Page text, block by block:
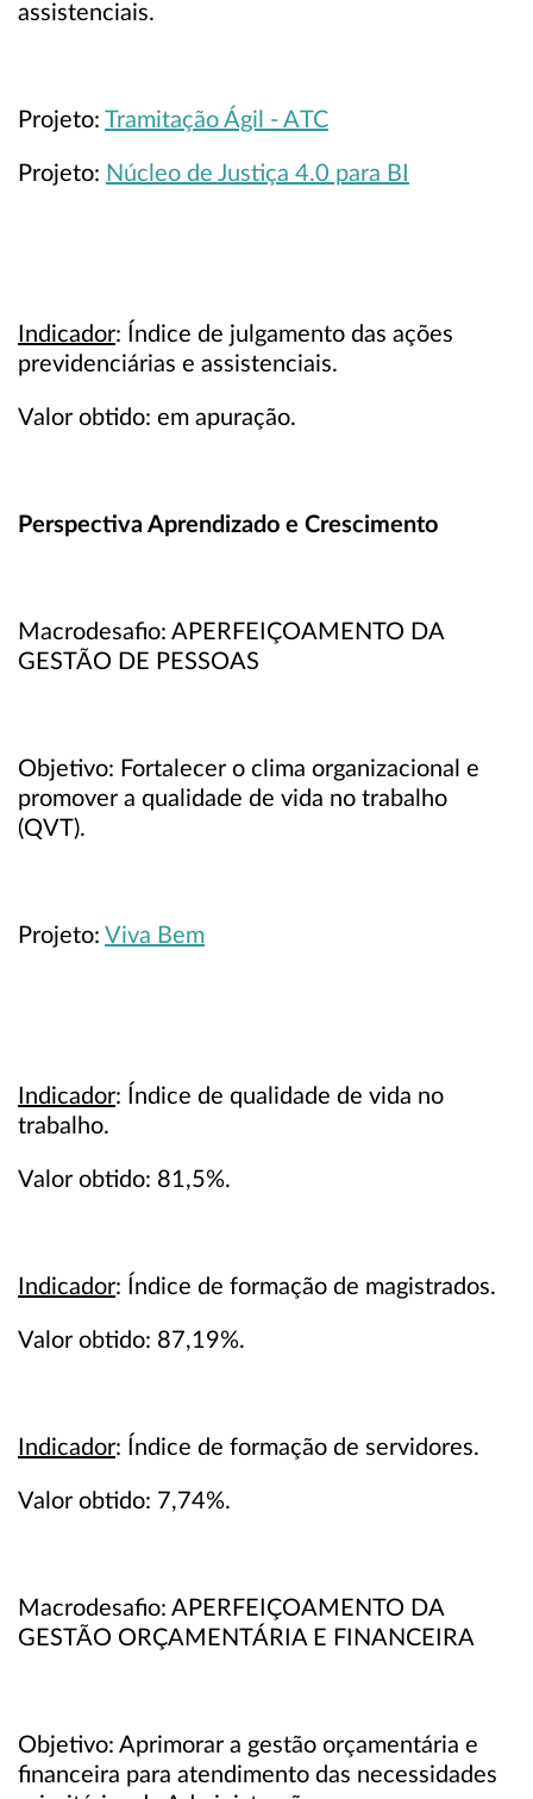
assistenciais.
Projeto: Tramitação Ágil - ATC
Projeto: Núcleo de Justiça 4.0 para BI
Indicador: Índice de julgamento das ações
previdenciárias e assistenciais.
Valor obtido: em apuração.
Perspectiva Aprendizado e Crescimento
Macrodesafio: APERFEIÇOAMENTO DA
GESTÃO DE PESSOAS
Objetivo: Fortalecer o clima organizacional e
promover a qualidade de vida no trabalho
(QVT).
Projeto: Viva Bem
Indicador: Índice de qualidade de vida no
trabalho.
Valor obtido: 81,5%.
Indicador: Índice de formação de magistrados.
Valor obtido: 87,19%.
Indicador: Índice de formação de servidores.
Valor obtido: 7,74%.
Macrodesafio: APERFEIÇOAMENTO DA
GESTÃO ORÇAMENTÁRIA E FINANCEIRA
Objetivo: Aprimorar a gestão orçamentária e
financeira para atendimento das necessidades